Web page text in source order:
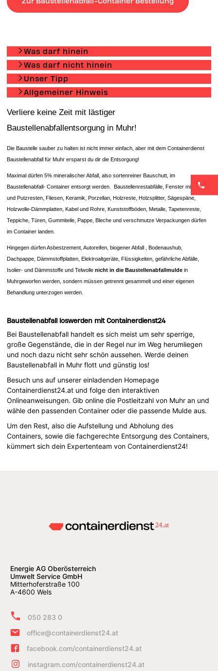
Was darf hinein
Was darf nicht hinein
Unser Tipp
Allgemeiner Hinweis
Verliere keine Zeit mit lästiger
Baustellenabfallentsorgung in Muhr!
Die Baustelle sauber zu halten ist nicht immer einfach, aber mit dem Containerdienst
Baustellenabfall für Muhr ersparst du dir die Entsorgung!
Maximal dürfen 5% mineralischer Abfall, also sortenreiner Bauschutt, im
Baustellenabfall- Container entsorgt werden. Baustellenrestabfälle, Fenster mit Glas-
und Putzresten, Fliesen, Keramik, Porzellan, Holzreste, Holzsplitter, Sägespäne,
Holzwolle-Dämmplatten, Kabel und Rohre, Kunststoffböden, Metalle, Tapetenreste,
Teppiche, Türen, Gummiteile, Pappe, Bleche und verschmutze Verpackungen dürfen
im Container landen.
Hingegen dürfen Asbestzement, Autoreifen, biogener Abfall , Bodenaushub,
Dachpappe, Dämmstoffplatten, Elektroaltgeräte, Flüssigkeiten, gefährliche Abfälle,
Isolier- und Dämmstoffe und Telwollenicht in die Baustellenabfallmulde in
Muhrgeworfen werden, sondern müssen getrennt gesammelt und einer eigenen
Behandlung unterzogen werden.
Baustellenabfall loswerden mit Containerdienst24
Bei Baustellenabfall handelt es sich meist um sehr sperrige,
große Gegenstände, die in der Regel nur im Weg herumliegen
und noch dazu nicht sehr schön aussehen. Werde deinen
Baustellenabfall in Muhr flott und günstig los!
Besuch uns auf unserer einladenden Homepage
Containerdienst24.at und folge den interaktiven
Onlineanweisungen. Gib online die Postleitzahl von Muhr an und
wähle den passenden Container oder die passende Mulde aus.
Um den Rest, also die Aufstellung und Abholung des
Containers, sowie die fachgerechte Entsorgung des Containers,
kümmert sich dein Expertenteam von Containerdienst24!
Energie AG Oberösterreich
Umwelt Service GmbH
Mitterhoferstraße 100
A-4600 Wels
050 283 0
office@containerdienst24.at
facebook.com/containerdienst24.at
instagram.com/containerdienst24.at